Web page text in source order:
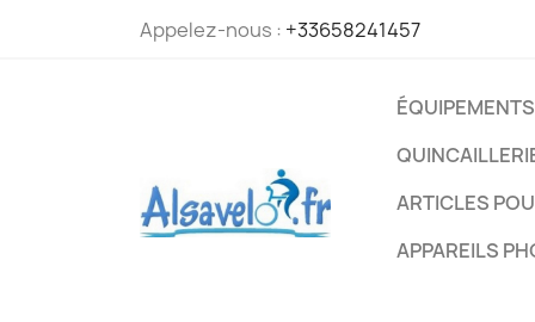
Appelez-nous : +33658241457
ARTICLES
APPAREILS